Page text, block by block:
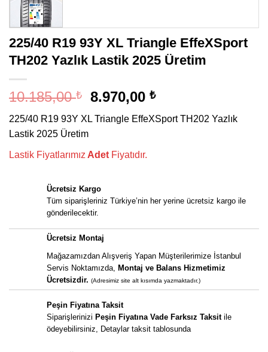
225/40 R19 93Y XL Triangle EffeXSport
TH202 Yazlık Lastik 2025 Üretim
10.185,00₺
Orijinal
10.185,00 ₺.
8.970,00₺Şu
fiyat:
225/40 R19 93Y XL Triangle EffeXSport TH202 Yazlık
Lastik 2025 Üretim
Lastik Fiyatlarımız Adet Fiyatıdır.
Ücretsiz Kargo
Tüm siparişleriniz Türkiye’nin her yerine ücretsiz kargo ile
gönderilecektir.
Ücretsiz Montaj
Mağazamızdan Alışveriş Yapan Müşterilerimize İstanbul
Servis Noktamızda, Montaj ve Balans Hizmetimiz
Ücretsizdir. (Adresimiz site alt kısımda yazmaktadır.)
Peşin Fiyatına Taksit
Siparişlerinizi Peşin Fiyatına Vade Farksız Taksitile
ödeyebilirsiniz, Detaylar taksit tablosunda